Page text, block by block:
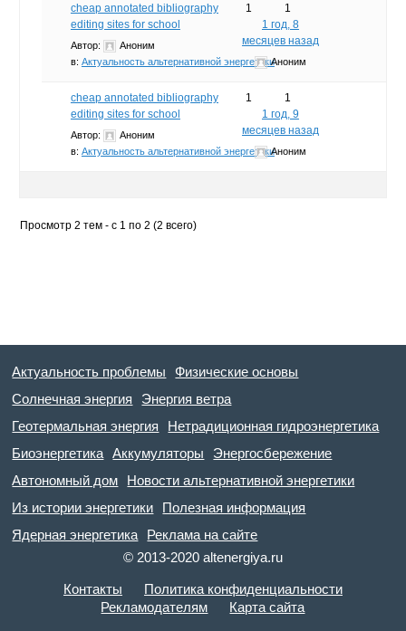
cheap annotated bibliography
editing sites for school
Автор:
Аноним
в: Актуальность альтернативной энергетики
1
1
1 год, 8
месяцев назад
Аноним
cheap annotated bibliography
editing sites for school
Автор:
Аноним
в: Актуальность альтернативной энергетики
1
1
1 год, 9
месяцев назад
Аноним
Просмотр 2 тем - с 1 по 2 (2 всего)
Актуальность проблемы
Физические основы
Солнечная энергия
Энергия ветра
Геотермальная энергия
Нетрадиционная гидроэнергетика
Биоэнергетика
Аккумуляторы
Энергосбережение
Автономный дом
Новости альтернативной энергетики
Из истории энергетики
Полезная информация
Ядерная энергетика
Реклама на сайте
© 2013-2020 altenergiya.ru
Контакты
Политика конфиденциальности
Рекламодателям
Карта сайта